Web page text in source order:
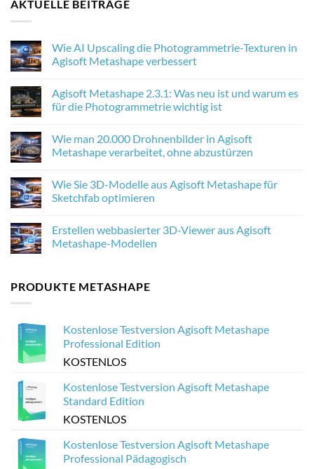
AKTUELLE BEITRÄGE
Wie AI Upscaling die Photogrammetrie-Texturen in
Agisoft Metashape verbessert
on
Wie
AI
Photogrammetrie-
Texturen
in
verbessert
Agisoft Metashape 2.3.1: Was neu ist und warum es
für die Photogrammetrie wichtig ist
on
Agisoft
Metashape
neu
ist
und
für
die
Photogrammetrie
Wie man 20.000 Drohnenbilder in Agisoft
Metashape verarbeitet, ohne abzustürzen
on
Wie
man
in
Agisoft
Metashape
Wie Sie 3D-Modelle aus Agisoft Metashape für
Sketchfab optimieren
on
Wie
Sie
Agisoft
Metashape
Erstellen webbasierter 3D-Viewer aus Agisoft
Metashape-Modellen
Erstellen
webbasierter
Agisoft
Metashape-
Modellen
PRODUKTE METASHAPE
Kostenlose Testversion Agisoft Metashape
Professional Edition
KOSTENLOS
Kostenlose Testversion Agisoft Metashape
Standard Edition
KOSTENLOS
Kostenlose Testversion Agisoft Metashape
Professional Pädagogisch